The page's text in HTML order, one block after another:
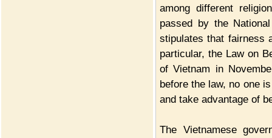
among different
passed by the
stipulates that fairness
particular, the Law on
of Vietnam in
before the law, no one
and take advantage of
The Vietnamese